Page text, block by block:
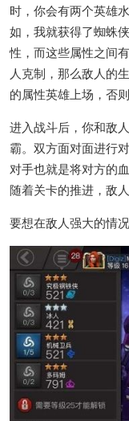
时，你会有两个英雄
如，我就获得了蜘蛛
性，而这些属性之间
人克制，那么敌人的
的属性英雄上场，否
进入战斗后，你和敌
霸。双方面对面进行
对手也就是将对方的
随着关卡的推进，敌
要想在敌人强大的情